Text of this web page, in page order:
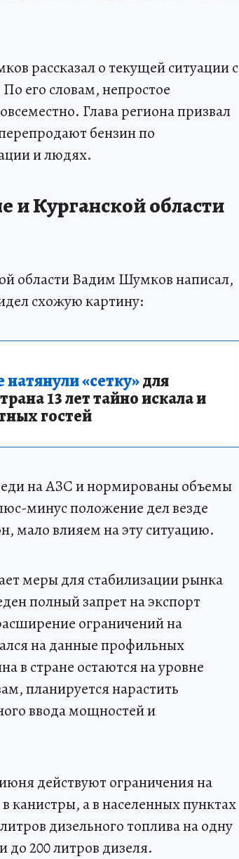
рассказал о текущей ситуации с
его словам, непростое
Глава региона призвал
бензин по
и людях.
и Курганской области
области Вадим Шумков написал,
схожую картину:
«сетку»для
13 лет тайно искала и
гостей
на АЗС и нормированы объемы
минус положение дел везде
мало влияем на эту ситуацию.
меры для стабилизации рынка
полный запрет на экспорт
ограничений на
на данные профильных
в стране остаются на уровне
планируется нарастить
ввода мощностей и
действуют ограничения на
канистры, а в населенных пунктах
дизельного топлива на одну
до 200 литров дизеля.